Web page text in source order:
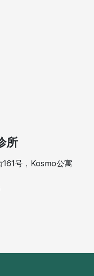
所
号，Kosmo公寓